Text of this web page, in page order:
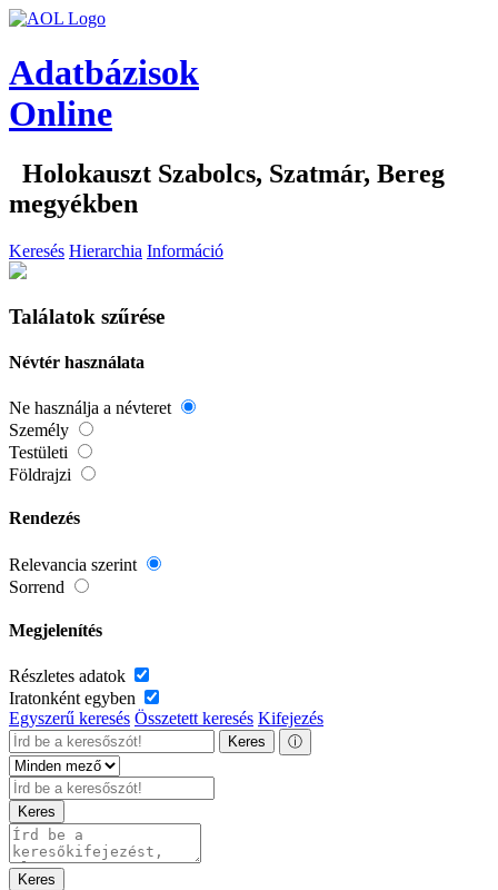
Adatbázisok
Online
Holokauszt Szabolcs, Szatmár, Bereg
megyékben
Keresés Hierarchia Információ
Találatok szűrése
Névtér használata
Ne használja a névteret
Személy
Testületi
Földrajzi
Rendezés
Relevancia szerint
Sorrend
Megjelenítés
Részletes adatok
Iratonként egyben
Egyszerű keresés Összetett keresés Kifejezés
Keres ⓘ
Keres
Keres